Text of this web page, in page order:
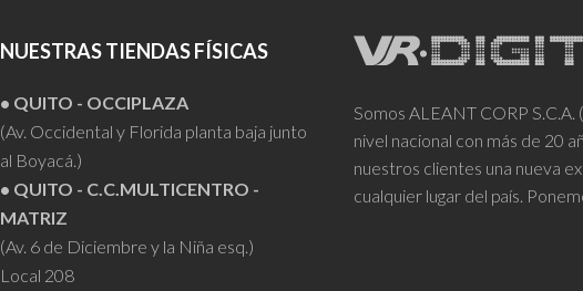
NUESTRAS TIENDAS FÍSICAS
• QUITO - OCCIPLAZA
(Av. Occidental y Florida planta baja junto
al Boyacá.)
• QUITO - C.C.MULTICENTRO -
MATRIZ
(Av. 6 de Diciembre y la Niña esq.)
Local 208
Somos ALEANT CORP
nivel nacional con más de 20
nuestros clientes una nueva
cualquier lugar del país.